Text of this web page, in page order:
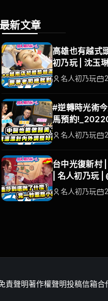
最新文章
高雄也有越式
初乃玩 | 沈玉
名人初乃玩
#逆轉時光術
馬預約
軍名人初乃玩
台中光復新村
| 名人初乃玩
名人初乃玩
責聲明著作權聲明投稿信箱合